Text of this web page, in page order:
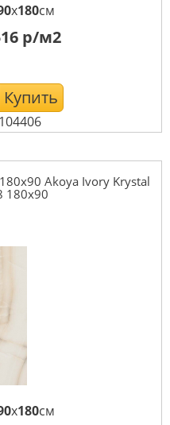
x180см
р/м2
Купить
Akoya Ivory Krystal
180x90
x180см